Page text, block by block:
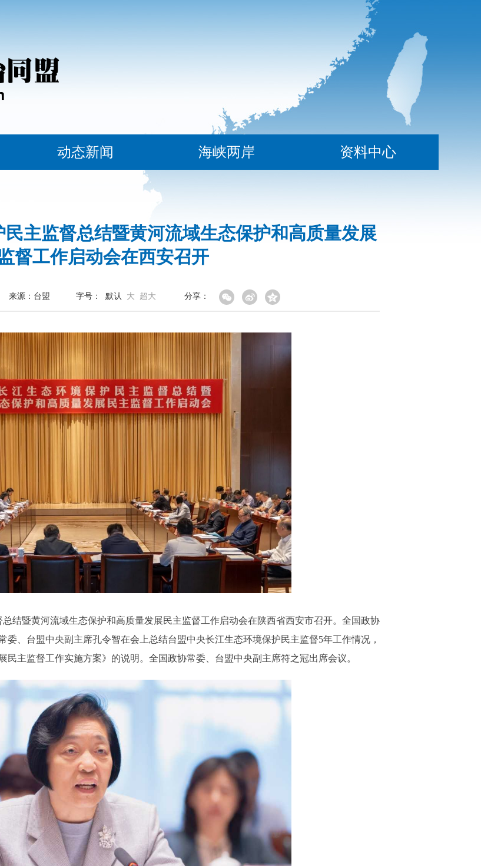
动态新闻 海峡两岸 资料中心
主监督总结暨黄河流域生态保护和高质量发展
督工作启动会在西安召开
来源：台盟 字号： 默认 大 超大 分享：
结暨黄河流域生态保护和高质量发展民主监督工作启动会在陕西省西安市召开。全国政协
、台盟中央副主席孔令智在会上总结台盟中央长江生态环境保护民主监督5年工作情况，
主监督工作实施方案》的说明。全国政协常委、台盟中央副主席符之冠出席会议。